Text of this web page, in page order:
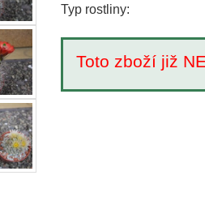
Typ rostliny:
Toto zboží již